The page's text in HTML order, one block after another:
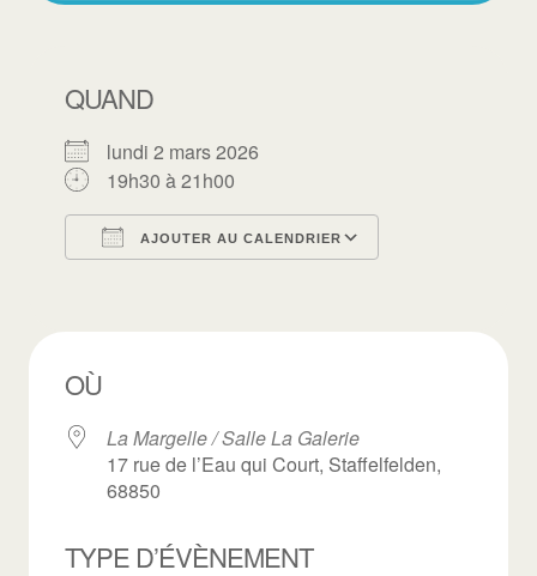
QUAND
lundi 2 mars 2026
19h30 à 21h00
AJOUTER AU CALENDRIER
OÙ
La Margelle / Salle La Galerie
17 rue de l’Eau qui Court, Staffelfelden,
68850
TYPE D’ÉVÈNEMENT